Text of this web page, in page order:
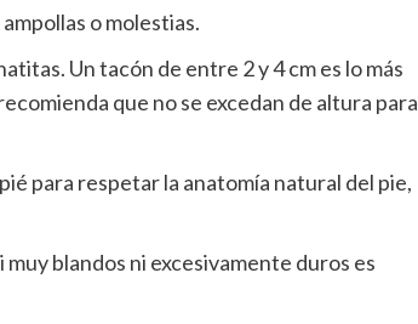
o molestias.
Un tacón de entre 2 y 4 cm es lo más
que no se excedan de altura para
para respetar la anatomía natural del pie,
blandos ni excesivamente duros es